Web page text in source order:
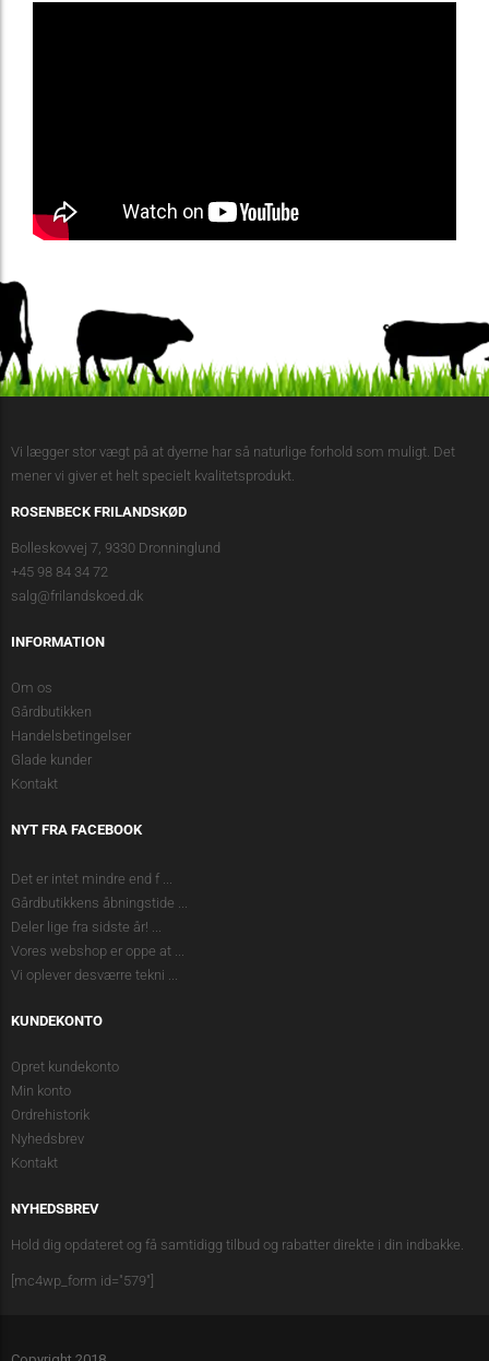
Vi lægger stor vægt på at dyerne har så naturlige forhold som muligt. Det
mener vi giver et helt specielt kvalitetsprodukt.
ROSENBECK FRILANDSKØD
Bolleskovvej 7, 9330 Dronninglund
+45 98 84 34 72
salg@frilandskoed.dk
INFORMATION
Om os
Gårdbutikken
Handelsbetingelser
Glade kunder
Kontakt
NYT FRA FACEBOOK
Det er intet mindre end f
Gårdbutikkens åbningstide
Deler lige fra sidste år!
Vores webshop er oppe at
Vi oplever desværre tekni
KUNDEKONTO
Opret kundekonto
Min konto
Ordrehistorik
Nyhedsbrev
Kontakt
NYHEDSBREV
Hold dig opdateret og få samtidigg tilbud og rabatter direkte i din indbakke.
[mc4wp_form id="579"]